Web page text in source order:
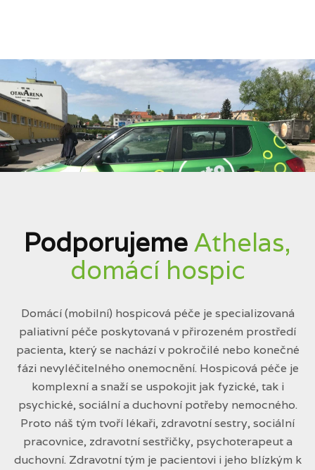
PodporujemeAthelas,
domácí hospic
Domácí (mobilní) hospicová péče je specializovaná
paliativní péče poskytovaná v přirozeném prostředí
pacienta, který se nachází v pokročilé nebo konečné
fázi nevyléčitelného onemocnění. Hospicová péče je
komplexní a snaží se uspokojit jak fyzické, tak i
psychické, sociální a duchovní potřeby nemocného.
Proto náš tým tvoří lékaři, zdravotní sestry, sociální
pracovnice, zdravotní sestřičky, psychoterapeut a
duchovní. Zdravotní tým je pacientovi i jeho blízkým k